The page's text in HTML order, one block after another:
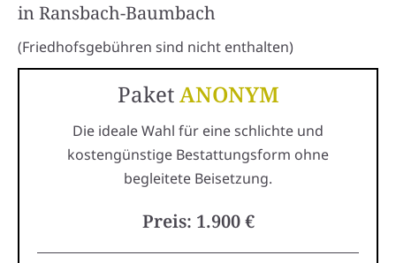
in Ransbach-Baumbach
(Friedhofsgebühren sind nicht enthalten)
PaketANONYM
Die ideale Wahl für eine schlichte und
kostengünstige Bestattungsform ohne
begleitete Beisetzung.
Preis: 1.900 €